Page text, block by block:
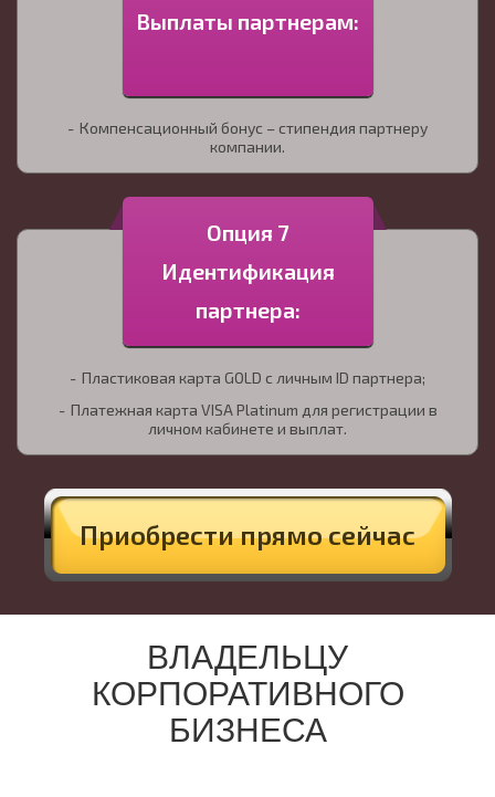
Выплаты партнерам:
Компенсационный бонус – стипендия партнеру
компании.
Опция 7
Идентификация
партнера:
Пластиковая карта GOLD с личным ID партнера;
Платежная карта VISA Platinum для регистрации в
личном кабинете и выплат.
Приобрести прямо сейчас
ВЛАДЕЛЬЦУ
КОРПОРАТИВНОГО
БИЗНЕСА